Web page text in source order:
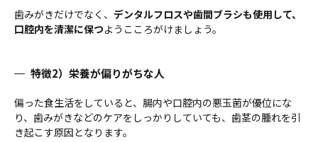
歯みがきだけでなく、 デンタルフロスや歯間ブラシも使用して、
口腔内を清潔に保つようこころがけましょう。
特徴2）栄養が偏りがちな人
偏った食生活をしていると、腸内や口腔内の悪玉菌が優位にな
り、歯みがきなどのケアをしっかりしていても、歯茎の腫れを引
き起こす原因となります。